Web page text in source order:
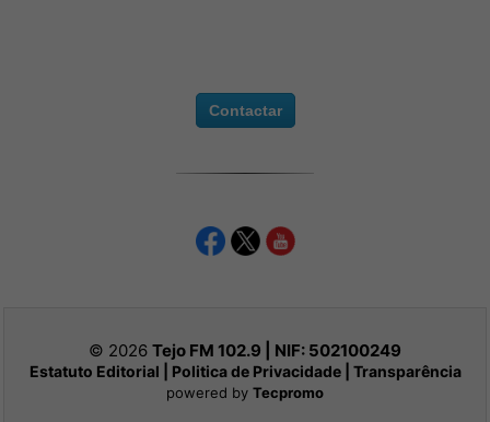
Contactar
© 2026 Tejo FM 102.9 | NIF: 502100249
Estatuto Editorial Politica de Privacidade| Transparência
powered by Tecpromo